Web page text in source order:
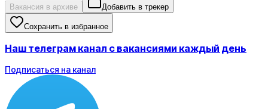
Вакансия в архиве Добавить в трекер
Сохранить в избранное
Наш телеграм канал с вакансиями каждый день
Подписаться на канал